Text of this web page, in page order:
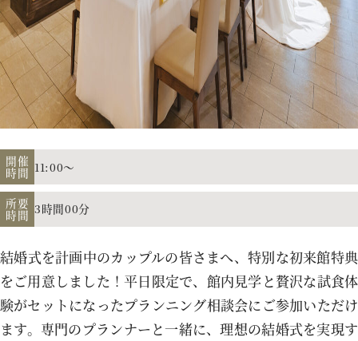
パーティレポート
アクセス
よくあるご質問
お電話でのご予約・お問い合わせ
TEL.011-633-1111
平日 11:00-19:00、土日祝 10:00-19:00
開催
時間 11:00～
所要
時間 3時間00分
結婚式を計画中のカップルの皆さまへ、特別な初来館特典
をご用意しました！平日限定で、館内見学と贅沢な試食体
験がセットになったプランニング相談会にご参加いただけ
ます。専門のプランナーと一緒に、理想の結婚式を実現す